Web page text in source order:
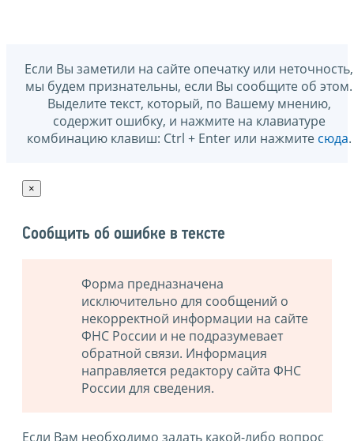
Если Вы заметили на сайте опечатку или неточность,
мы будем признательны, если Вы сообщите об этом.
Выделите текст, который, по Вашему мнению,
содержит ошибку, и нажмите на клавиатуре
комбинацию клавиш: Ctrl + Enter или нажмите сюда.
×
Сообщить об ошибке в тексте
Форма предназначена
исключительно для сообщений о
некорректной информации на сайте
ФНС России и не подразумевает
обратной связи. Информация
направляется редактору сайта ФНС
России для сведения.
Если Вам необходимо задать какой-либо вопрос